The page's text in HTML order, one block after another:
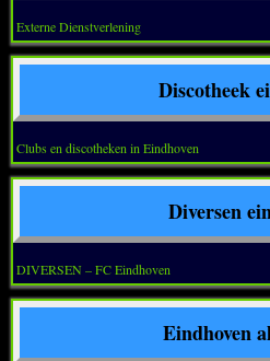
Externe Dienstverlening
Discotheek
Clubs en discotheken in Eindhoven
Diversen
DIVERSEN – FC Eindhoven
Eindhoven